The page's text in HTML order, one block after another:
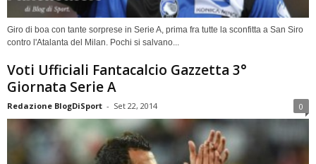
Giro di boa con tante sorprese in Serie A, prima fra tutte la sconfitta a San Siro
contro l'Atalanta del Milan. Pochi si salvano...
Voti Ufficiali Fantacalcio Gazzetta 3°
Giornata Serie A
Redazione BlogDiSport - Set 22, 2014 0